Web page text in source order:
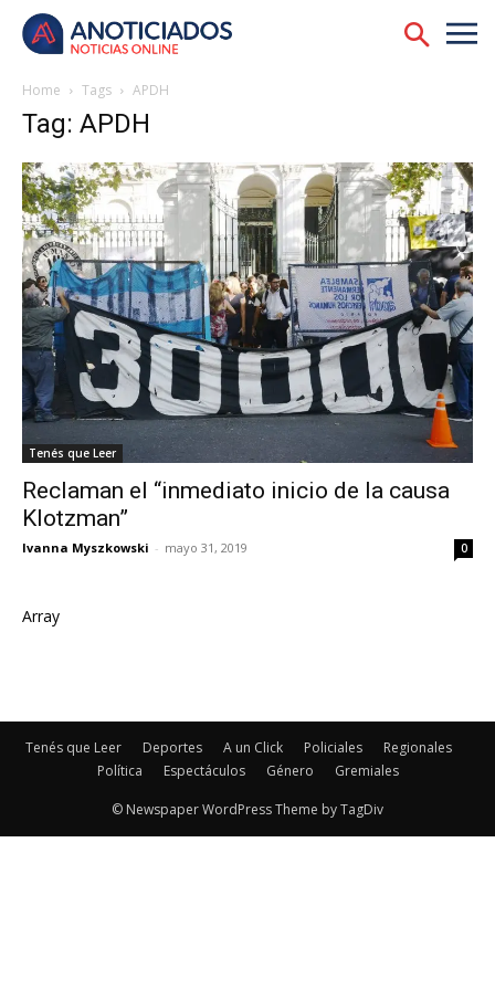
Home Tags APDH
Tag: APDH
Tenés que Leer
Reclaman el “inmediato inicio de la causa
Klotzman”
Ivanna Myszkowski - mayo 31, 2019 0
Array
Tenés que Leer Deportes A un Click Policiales
Regionales
Política
Espectáculos Género Gremiales
© Newspaper WordPress Theme by TagDiv